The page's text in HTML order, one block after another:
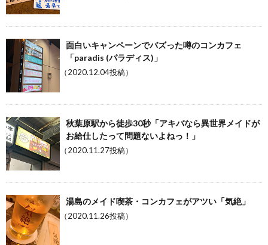
面白いキャンペーンでバズった噂のコンカフェ
「paradis (パラディス)」
（2020.12.04投稿）
秋葉原駅から徒歩30秒「アキバなら異世界メイドが
お給仕したって問題ないよねっ！」
（2020.11.27投稿）
湯島のメイド喫茶・コンカフェがアツい「気絶」
（2020.11.26投稿）